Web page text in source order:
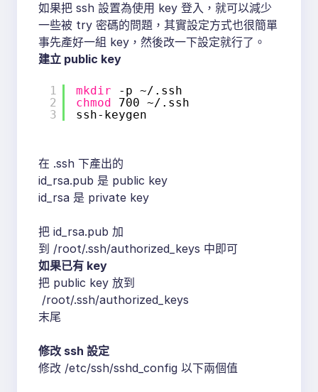
如果把 ssh 設置為使用 key 登入，就可以減少
一些被 try 密碼的問題，其實設定方式也很簡單
事先產好一組 key，然後改一下設定就行了。
建立 public key
1
2
3
mkdir
-p ~/.ssh
chmod
700 ~/.ssh
ssh-keygen
在 .ssh 下產出的
id_rsa.pub 是 public key
id_rsa 是 private key
把 id_rsa.pub 加
到 /root/.ssh/authorized_keys 中即可
如果已有 key
把 public key 放到
/root/.ssh/authorized_keys
末尾
修改 ssh 設定
修改 /etc/ssh/sshd_config 以下兩個值